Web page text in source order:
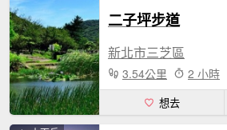
二子坪步道
新北市三芝區
3.54公里 2 小時
想去